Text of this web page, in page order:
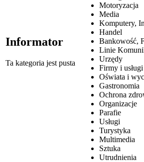
Informator
Ta kategoria jest pusta
Motoryzacja
Media
Komputery,
Handel
Bankowość,
Linie
Urzędy
Firmy i usługi
Oświata i
Gastronomia
Ochrona
Organizacje
Parafie
Usługi
Turystyka
Multimedia
Sztuka
Utrudnienia